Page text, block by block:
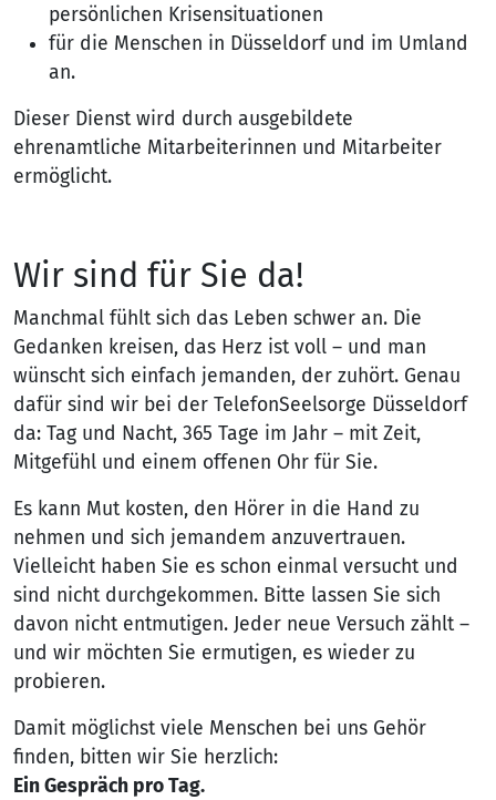
persönlichen Krisensituationen
für die Menschen in Düsseldorf und im Umland
an.
Dieser Dienst wird durch ausgebildete
ehrenamtliche Mitarbeiterinnen und Mitarbeiter
ermöglicht.
Wir sind für Sie da!
Manchmal fühlt sich das Leben schwer an. Die
Gedanken kreisen, das Herz ist voll – und man
wünscht sich einfach jemanden, der zuhört. Genau
dafür sind wir bei der TelefonSeelsorge Düsseldorf
da: Tag und Nacht, 365 Tage im Jahr – mit Zeit,
Mitgefühl und einem offenen Ohr für Sie.
Es kann Mut kosten, den Hörer in die Hand zu
nehmen und sich jemandem anzuvertrauen.
Vielleicht haben Sie es schon einmal versucht und
sind nicht durchgekommen. Bitte lassen Sie sich
davon nicht entmutigen. Jeder neue Versuch zählt –
und wir möchten Sie ermutigen, es wieder zu
probieren.
Damit möglichst viele Menschen bei uns Gehör
finden, bitten wir Sie herzlich:
Ein Gespräch pro Tag.